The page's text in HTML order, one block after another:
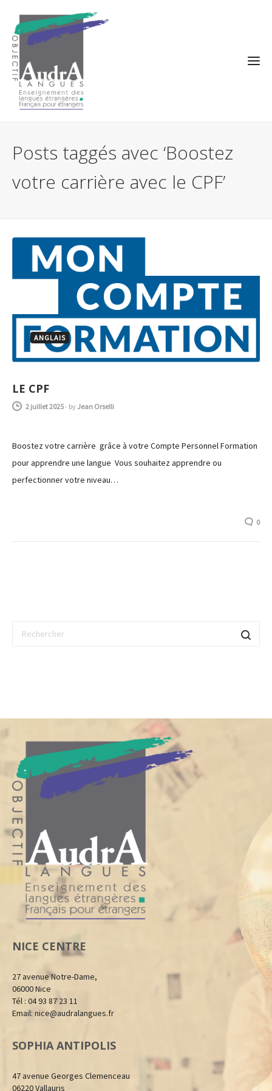
Posts taggés avec ‘Boostez
votre carrière avec le CPF’
ANGLAIS
LE CPF
2 juillet 2025- byJean Orselli
Boostez votre carrière grâce à votre Compte Personnel Formation
pour apprendre une langue Vous souhaitez apprendre ou
perfectionner votre niveau…
0
NICE CENTRE
27 avenue Notre-Dame,
06000 Nice
Tél : 04 93 87 23 11
Email: nice@audralangues.fr
SOPHIA ANTIPOLIS
47 avenue Georges Clemenceau
06220 Vallauris